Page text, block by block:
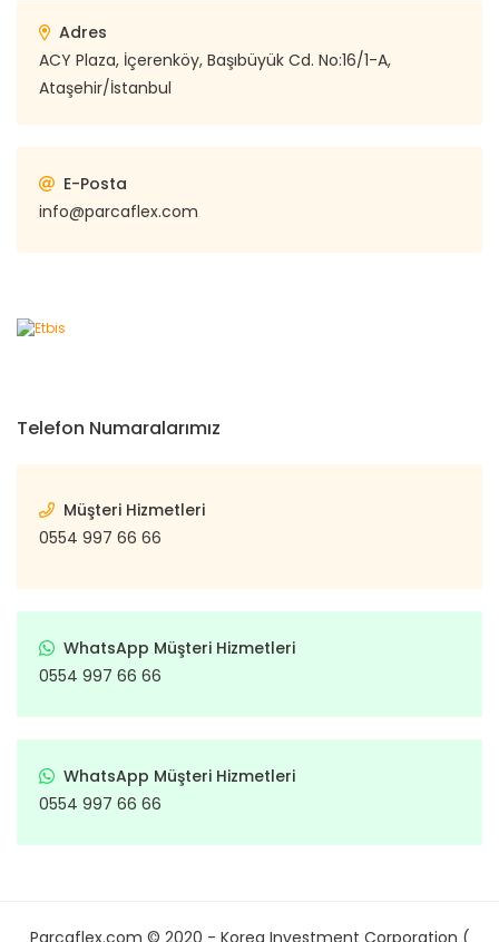
Adres
ACY Plaza, İçerenköy, Başıbüyük Cd. No:16/1-A,
Ataşehir/İstanbul
E-Posta
info@parcaflex.com
Telefon Numaralarımız
Müşteri Hizmetleri
0554 997 66 66
WhatsApp Müşteri Hizmetleri
0554 997 66 66
WhatsApp Müşteri Hizmetleri
0554 997 66 66
Parcaflex.com © 2020 - Korea Investment Corporation (